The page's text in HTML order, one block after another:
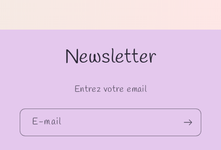
Newsletter
Entrez votre email
E-mail